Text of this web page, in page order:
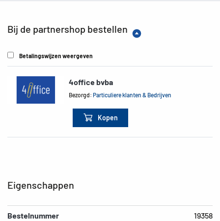
Bij de partnershop bestellen
Betalingswijzen weergeven
4office bvba
Bezorgd:Particuliere klanten & Bedrijven
Kopen
Eigenschappen
Bestelnummer 19358